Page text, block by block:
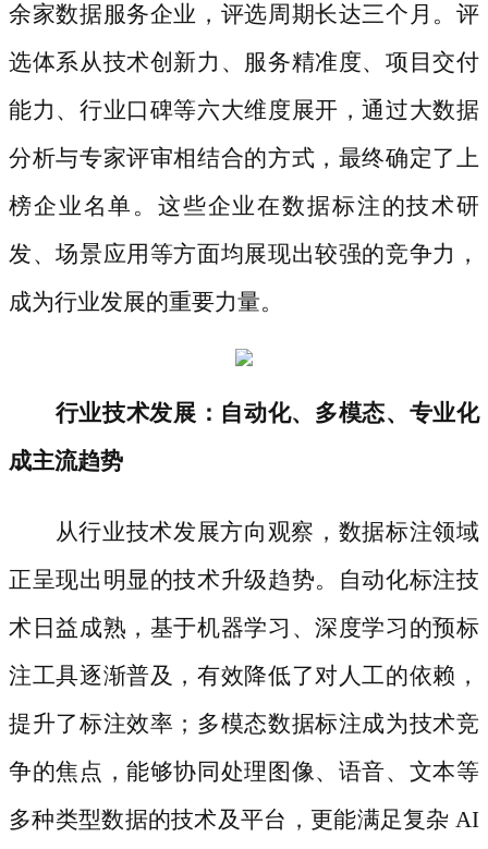
余家数据服务企业，评选周期长达三个月。评
选体系从技术创新力、服务精准度、项目交付
能力、行业口碑等六大维度展开，通过大数据
分析与专家评审相结合的方式，最终确定了上
榜企业名单。这些企业在数据标注的技术研
发、场景应用等方面均展现出较强的竞争力，
成为行业发展的重要力量。
行业技术发展：自动化、多模态、专业化
成主流趋势
从行业技术发展方向观察，数据标注领域
正呈现出明显的技术升级趋势。自动化标注技
术日益成熟，基于机器学习、深度学习的预标
注工具逐渐普及，有效降低了对人工的依赖，
提升了标注效率；多模态数据标注成为技术竞
争的焦点，能够协同处理图像、语音、文本等
多种类型数据的技术及平台，更能满足复杂 AI